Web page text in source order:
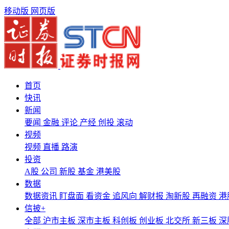
移动版 网页版
首页
快讯
新闻
要闻 金融 评论 产经 创投 滚动
视频
视频 直播 路演
投资
A股 公司 新股 基金 港美股
数据
数据资讯 盯盘面 看资金 追风向 解财报 淘新股 再融资 港
信披+
全部 沪市主板 深市主板 科创板 创业板 北交所 新三板 深